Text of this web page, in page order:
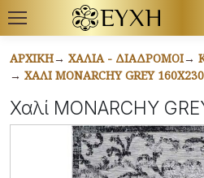
ΑΡΧΙΚΉ ΧΑΛΙΆ - ΔΙΆΔΡΟΜΟΙ
ΧΑΛΊ MONARCHY GREY 160X230
Χαλί MONARCHY